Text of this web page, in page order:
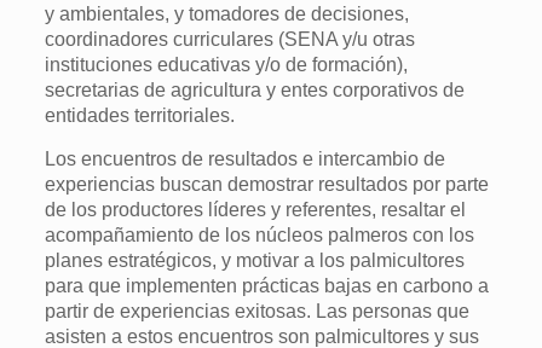
y ambientales, y tomadores de decisiones,
coordinadores curriculares (SENA y/u otras
instituciones educativas y/o de formación),
secretarias de agricultura y entes corporativos de
entidades territoriales.
Los encuentros de resultados e intercambio de
experiencias buscan demostrar resultados por parte
de los productores líderes y referentes, resaltar el
acompañamiento de los núcleos palmeros con los
planes estratégicos, y motivar a los palmicultores
para que implementen prácticas bajas en carbono a
partir de experiencias exitosas. Las personas que
asisten a estos encuentros son palmicultores y sus